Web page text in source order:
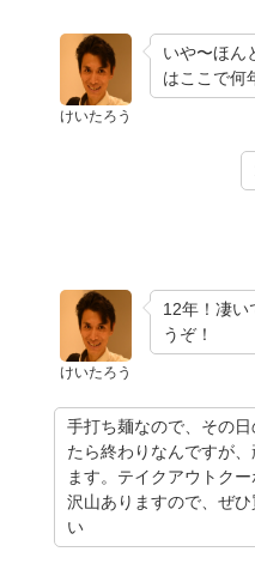
けいたろう
いや〜ほん
はここで何
けいたろう
12年！凄い
うぞ！
手打ち麺なので、その
たら終わりなんですが
ます。テイクアウトク
沢山ありますので、ぜひ
い